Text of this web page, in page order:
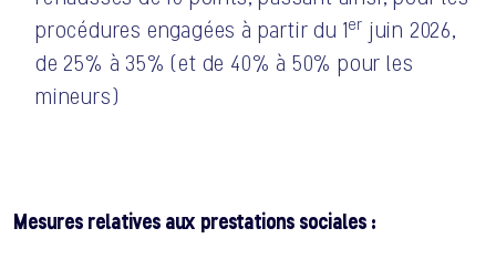
procédures engagées à partir du 1er juin 2026,
de 25% à 35% (et de 40% à 50% pour les
mineurs)
Mesures relatives aux prestations sociales :